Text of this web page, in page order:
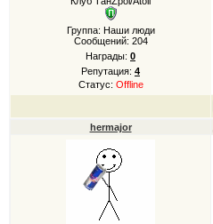
Группа: Наши люди
Сообщений: 204
Награды: 0
Репутация: 4
Статус: Offline
hermajor